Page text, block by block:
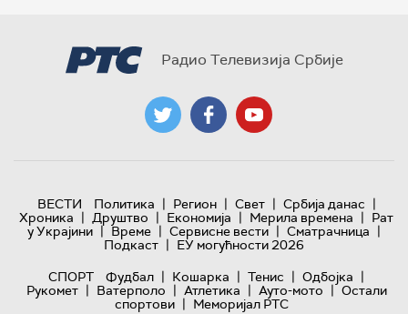
Радио Телевизија Србије
ВЕСТИ Политика | Регион | Свет | Србија данас |
Хроника | Друштво | Економија | Мерила времена | Рат
у Украјини | Време | Сервисне вести | Сматрачница |
Подкаст | ЕУ могућности 2026
СПОРТ
Фудбал | Кошарка | Тенис | Одбојка |
Рукомет | Ватерполо | Атлетика | Ауто-мото | Остали
спортови | Меморијал РТС